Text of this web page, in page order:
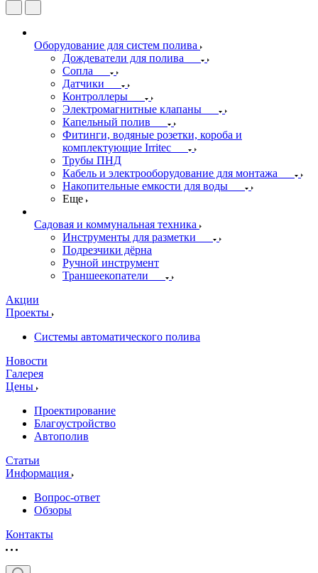
Оборудование для систем полива
Дождеватели для полива
Сопла
Датчики
Контроллеры
Электромагнитные клапаны
Капельный полив
Фитинги, водяные розетки, короба и
комплектующие Irritec
Трубы ПНД
Кабель и электрооборудование для монтажа
Накопительные емкости для воды
Еще
Садовая и коммунальная техника
Инструменты для разметки
Подрезчики дёрна
Ручной инструмент
Траншеекопатели
Акции
Проекты
Системы автоматического полива
Новости
Галерея
Цены
Проектирование
Благоустройство
Автополив
Статьи
Информация
Вопрос-ответ
Обзоры
Контакты